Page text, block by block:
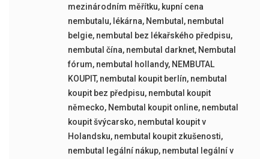
mezinárodním měřítku, kupní cena
nembutalu, lékárna, Nembutal , nembutal
belgie, nembutal bez lékařského předpisu,
nembutal čína, nembutal darknet, Nembutal
fórum, nembutal hollandy, NEMBUTAL
KOUPIT, nembutal koupit berlín, nembutal
koupit bez předpisu, nembutal koupit
německo, Nembutal koupit online, nembutal
koupit švýcarsko, nembutal koupit v
Holandsku, nembutal koupit zkušenosti,
nembutal legální nákup, nembutal legální v